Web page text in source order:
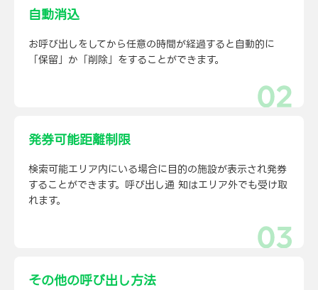
自動消込
お呼び出しをしてから任意の時間が経過すると自動的に
「保留」か「削除」をすることができます。
発券可能距離制限
検索可能エリア内にいる場合に目的の施設が表示され発券
することができます。呼び出し通 知はエリア外でも受け取
れます。
その他の呼び出し方法